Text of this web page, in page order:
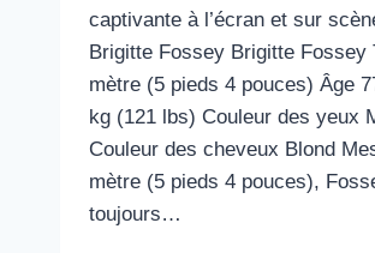
captivante à l’écran et sur
Brigitte Fossey Brigitte Fossey
mètre (5 pieds 4 pouces) Âge
kg (121 lbs) Couleur des yeux
Couleur des cheveux Blond
mètre (5 pieds 4 pouces),
toujours…